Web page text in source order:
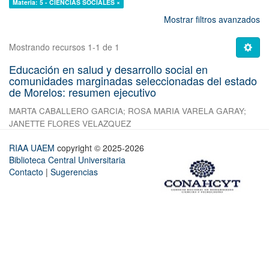
Materia: 5 - CIENCIAS SOCIALES ×
Mostrar filtros avanzados
Mostrando recursos 1-1 de 1
Educación en salud y desarrollo social en
comunidades marginadas seleccionadas del estado
de Morelos: resumen ejecutivo
MARTA CABALLERO GARCIA; ROSA MARIA VARELA GARAY;
JANETTE FLORES VELAZQUEZ
RIAA UAEM copyright © 2025-2026
Biblioteca Central Universitaria
Contacto | Sugerencias